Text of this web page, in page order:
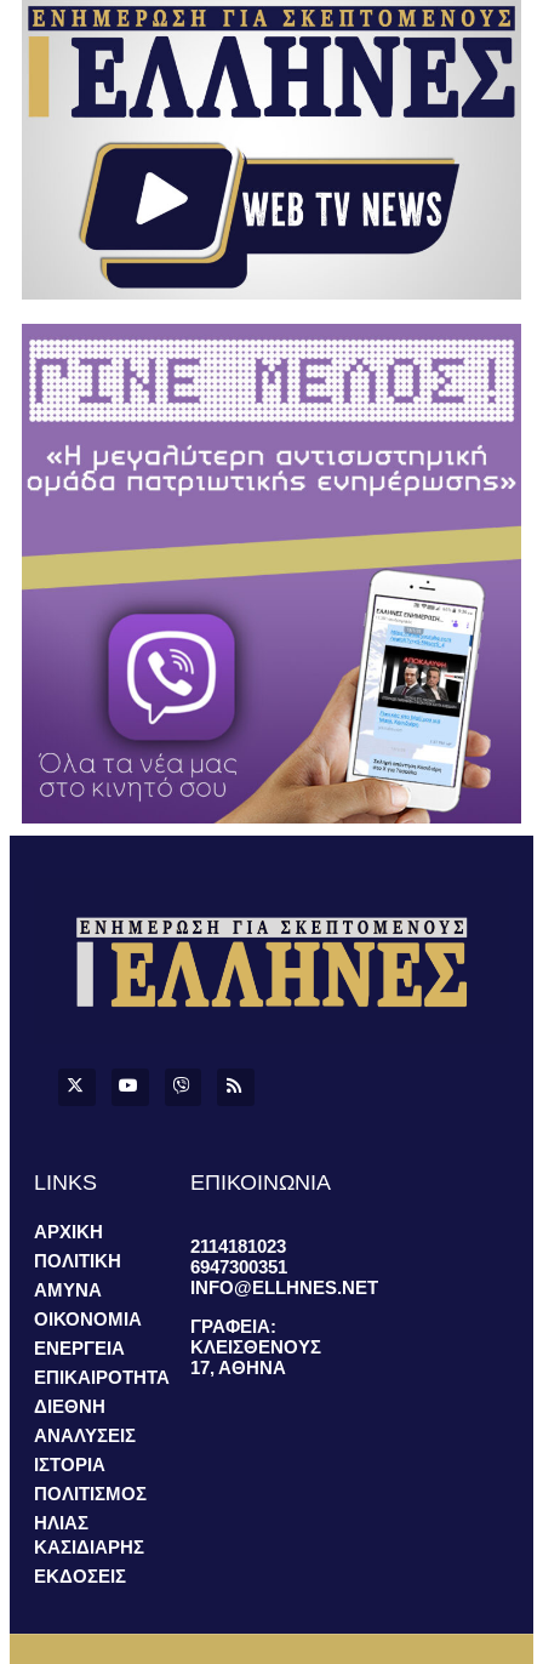
LINKS
ΑΡΧΙΚΗ
ΠΟΛΙΤΙΚΗ
ΑΜΥΝΑ
ΟΙΚΟΝΟΜΙΑ
ΕΝΕΡΓΕΙΑ
ΕΠΙΚΑΙΡΟΤΗΤΑ
ΔΙΕΘΝΗ
ΑΝΑΛΥΣΕΙΣ
ΙΣΤΟΡΙΑ
ΠΟΛΙΤΙΣΜΟΣ
ΗΛΙΑΣ
ΚΑΣΙΔΙΑΡΗΣ
ΕΚΔΟΣΕΙΣ
ΕΠΙΚΟΙΝΩΝΙΑ
2114181023
6947300351
INFO@ELLHNES.NET
ΓΡΑΦΕΙΑ:
ΚΛΕΙΣΘΕΝΟΥΣ
17, ΑΘΗΝΑ